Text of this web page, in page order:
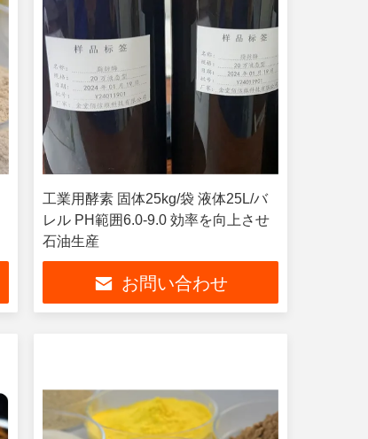
工業用酵素 固体25kg/袋 液体25L/バ
レル PH範囲6.0-9.0 効率を向上させ
石油生産
お問い合わせ